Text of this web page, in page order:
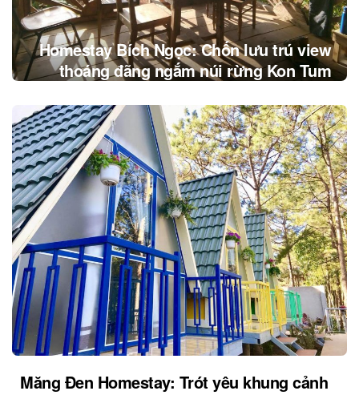
Homestay Bích Ngọc: Chốn lưu trú view
thoáng đãng ngắm núi rừng Kon Tum
Măng Đen Homestay: Trót yêu khung cảnh